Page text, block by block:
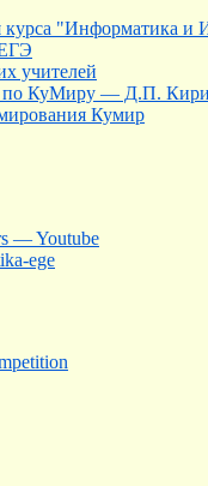
курса "Информатика и
учителей
по КуМиру — Д.П.
Кумир
— Youtube
ege